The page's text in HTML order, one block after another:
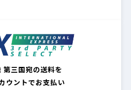
第三国宛の送料を
ウントでお支払い